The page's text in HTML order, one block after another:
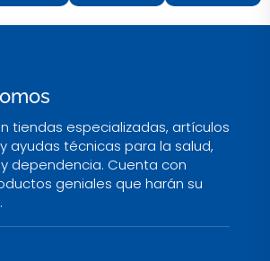
tiendas especializadas, artículos
ayudas técnicas para la salud,
dependencia. Cuenta con
geniales que harán su